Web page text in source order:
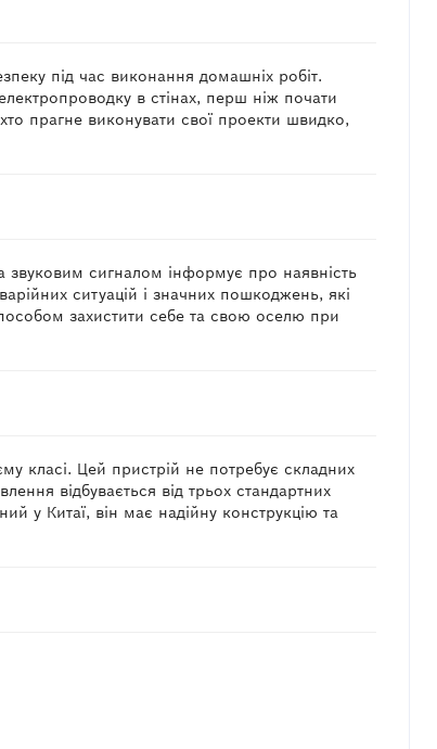
під час виконання домашніх робіт.
в стінах, перш ніж почати
прагне виконувати свої проекти швидко,
звуковим сигналом інформує про наявність
ситуацій і значних пошкоджень, які
захистити себе та свою оселю при
класі. Цей пристрій не потребує складних
відбувається від трьох стандартних
у Китаї, він має надійну конструкцію та